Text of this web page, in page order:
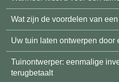
Wat zijn de voordelen van
Uw tuin laten ontwerpen door
Tuinontwerper: eenmalige
terugbetaalt